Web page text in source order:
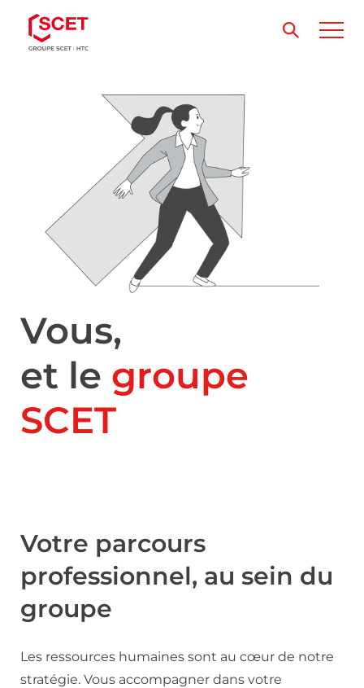
Vous,
et le groupe
SCET
Votre parcours
professionnel, au sein du
groupe
Les ressources humaines sont au cœur de notre
stratégie. Vous accompagner dans votre